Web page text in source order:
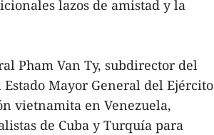
lazos de amistad y la
Pham Van Ty, subdirector del
Mayor General del Ejército
vietnamita en Venezuela,
de Cuba y Turquía para